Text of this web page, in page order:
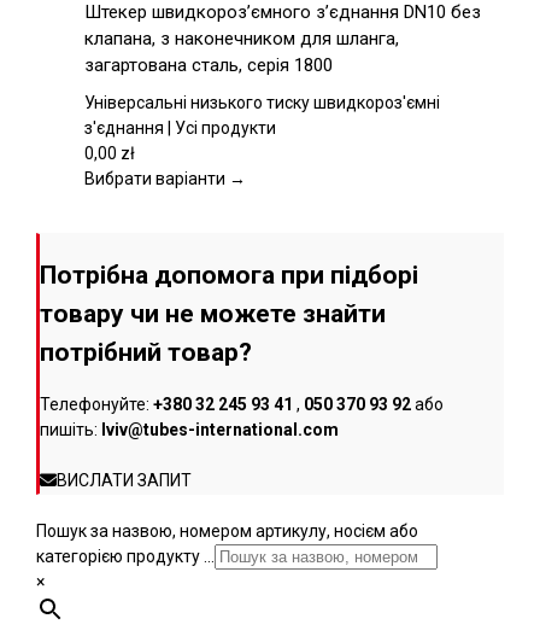
має
кілька
варіантів.
Параметри
можна
на
Штекер швидкороз’ємного з’єднання DN10 без
клапана, з наконечником для шланга,
загартована сталь, серія 1800
Універсальні низького тиску швидкороз'ємні
з'єднання | Усі продукти
0,00 zł
Вибрати варіанти →
Потрібна допомога при підборі
товару чи не можете знайти
потрібний товар?
Телефонуйте: +380 32 245 93 41 , 050 370 93 92або
пишіть: lviv@tubes-international.com
ВИСЛАТИ ЗАПИТ
Пошук за назвою, номером артикулу, носієм або
категорією продукту ...
×